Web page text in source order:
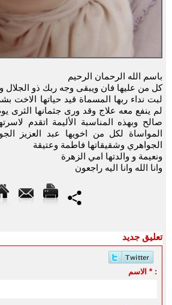
باسم الله الرحمان الرحيم
كل من عليها فان ويبقى وجه ربك ذو الجلال
لبت نداء ربها المسماة قيد حياتها الاخت
لم ينفع معه علاج وقد ورى جثمانها الثرى
صالح وبهذه المناسبة الأليمة اتقدم
المواساة لكل من اخويها عبد العزيز
الجواهري وشقيقاتها فاطمة وعتيقة
ونعيمة و والدتها امي الزهرة
وانا الله وانا اليه راجعون
تعليق جديد
الاسم * :